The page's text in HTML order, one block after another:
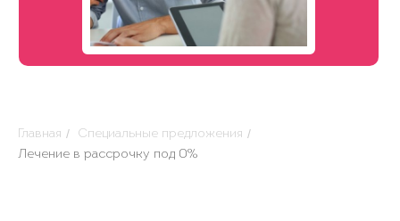
Главная / Специальные предложения /
Лечение в рассрочку под 0%